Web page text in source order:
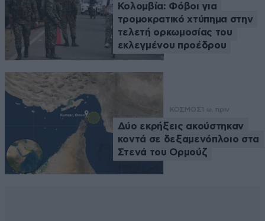
Κολομβία: Φόβοι για
τρομοκρατικό χτύπημα στην
τελετή ορκωμοσίας του
εκλεγμένου προέδρου
ΚΟΣΜΟΣ 1 ω. πριν
Δύο εκρήξεις ακούστηκαν
κοντά σε δεξαμενόπλοιο στα
Στενά του Ορμούζ